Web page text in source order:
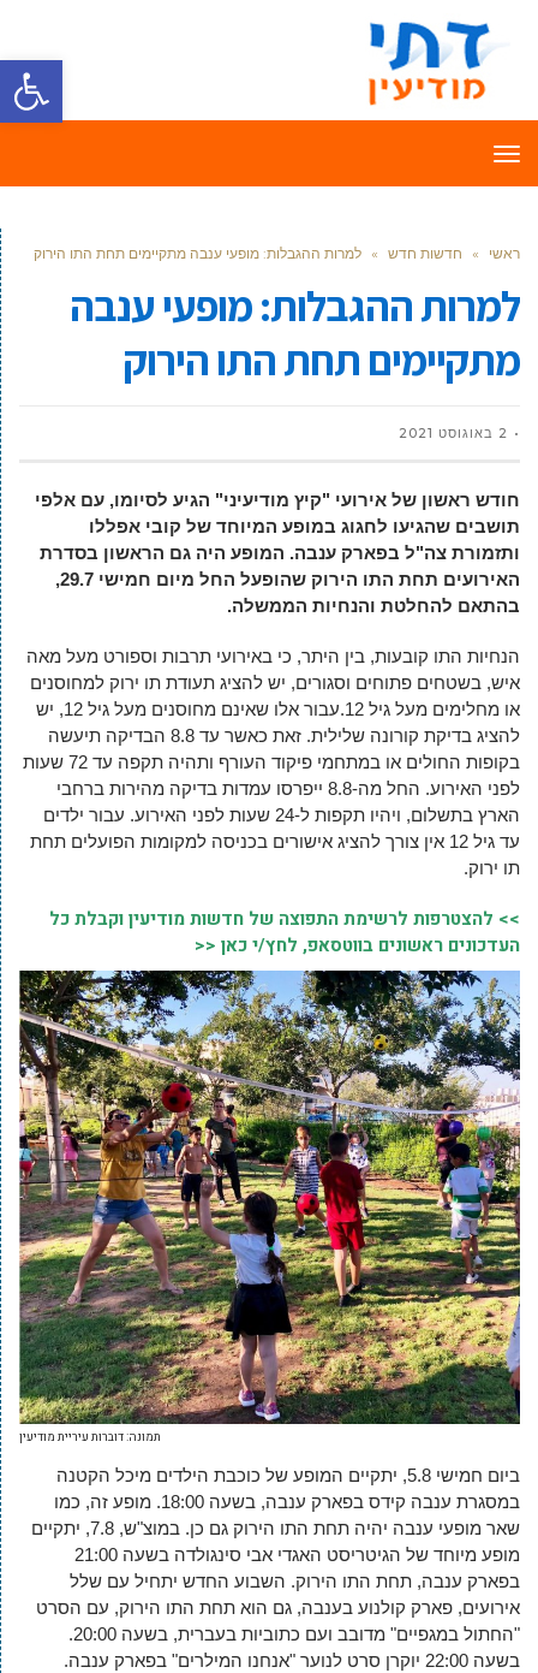
פתח
תפריט
ראשי » חדשות חדש » למרות ההגבלות: מופעי ענבה מתקיימים תחת התו הירוק
למרות ההגבלות: מופעי ענבה
מתקיימים תחת התו הירוק
2 באוגוסט 2021
חודש ראשון של אירועי "קיץ מודיעיני" הגיע לסיומו, עם אלפי
תושבים שהגיעו לחגוג במופע המיוחד של קובי אפללו
ותזמורת צה"ל בפארק ענבה. המופע היה גם הראשון בסדרת
האירועים תחת התו הירוק שהופעל החל מיום חמישי 29.7,
בהתאם להחלטת והנחיות הממשלה.
הנחיות התו קובעות, בין היתר, כי באירועי תרבות וספורט מעל מאה
איש, בשטחים פתוחים וסגורים, יש להציג תעודת תו ירוק למחוסנים
או מחלימים מעל גיל 12.עבור אלו שאינם מחוסנים מעל גיל 12, יש
להציג בדיקת קורונה שלילית. זאת כאשר עד 8.8 הבדיקה תיעשה
בקופות החולים או במתחמי פיקוד העורף ותהיה תקפה עד 72 שעות
לפני האירוע. החל מה-8.8 ייפרסו עמדות בדיקה מהירות ברחבי
הארץ בתשלום, ויהיו תקפות ל-24 שעות לפני האירוע. עבור ילדים
עד גיל 12 אין צורך להציג אישורים בכניסה למקומות הפועלים תחת
תו ירוק.
>> להצטרפות לרשימת התפוצה של חדשות מודיעין וקבלת כל
העדכונים ראשונים בווטסאפ, לחץ/י כאן <<
תמונה: דוברות עיריית מודיעין
ביום חמישי 5.8, יתקיים המופע של כוכבת הילדים מיכל הקטנה
במסגרת ענבה קידס בפארק ענבה, בשעה 18:00. מופע זה, כמו
שאר מופעי ענבה יהיה תחת התו הירוק גם כן. במוצ"ש, 7.8, יתקיים
מופע מיוחד של הגיטריסט האגדי אבי סינגולדה בשעה 21:00
בפארק ענבה, תחת התו הירוק. השבוע החדש יתחיל עם שלל
אירועים, פארק קולנוע בענבה, גם הוא תחת התו הירוק, עם הסרט
"החתול במגפיים" מדובב ועם כתוביות בעברית, בשעה 20:00.
בשעה 22:00 יוקרן סרט לנוער "אנחנו המילרים" בפארק ענבה.